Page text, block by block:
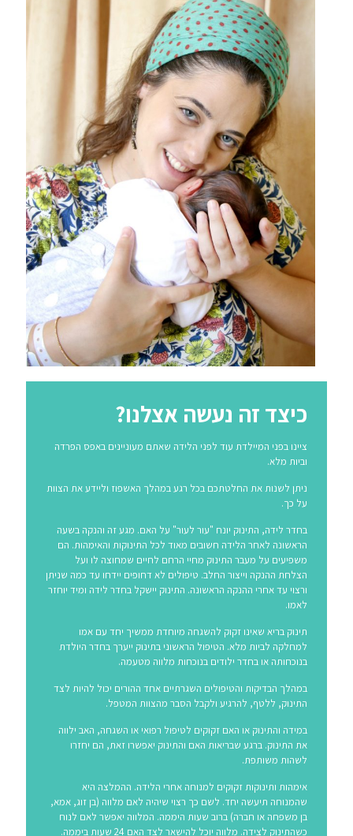
כיצד זה נעשה אצלנו?
ציינו בפני המיילדת עוד לפני הלידה שאתם מעוניינים באפס הפרדה
וביות מלא.
ניתן לשנות את החלטתכם בכל רגע במהלך האשפוז וליידע את הצוות
על כך.
בחדר לידה, התינוק יונח "עור לעור" על האם. מגע זה והנקה בשעה
הראשונה לאחר הלידה חשובים מאוד לכל התינוקות והאימהות. הם
משפיעים על מעבר התינוק מחיי הרחם לחיים שמחוצה לו ועל
הצלחת ההנקה וייצור החלב. טיפולים לא דחופים יידחו עד כמה שניתן
ורצוי עד אחרי ההנקה הראשונה. התינוק יישקל בחדר לידה ומיד יוחזר
לאמו.
תינוק בריא שאינו זקוק להשגחה מיוחדת ממשיך יחד עם אמו
למחלקה לביות מלא. הטיפול הראשוני בתינוק ייערך בחדר היולדת
בנוכחותה או בחדר ילודים בנוכחות מלווה מטעמה.
במהלך הבדיקות והטיפולים השגרתיים אחד ההורים יכול להיות לצד
התינוק, ללטף, להרגיע ולקבל הסבר מהצוות המטפל.
במידה והתינוק או האם זקוקים לטיפול רפואי או השגחה, האב ילווה
את התינוק. ברגע שבריאות האם והתינוק יאפשרו זאת, הם יחזרו
לשהות משותפת.
אימהות ותינוקות זקוקים למנוחה אחרי הלידה. ההמלצה היא
שהמנוחה תיעשה יחד. לשם כך רצוי שיהיה לאם מלווה (בן זוג, אמא,
בן משפחה או חברה) ברוב שעות היממה. המלווה יאפשר לאם לנוח
כשהתינוק לצידה. מלווה יוכל להישאר לצד האם 24 שעות ביממה.